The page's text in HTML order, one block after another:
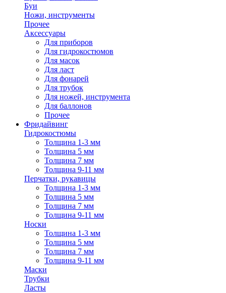
Буи
Ножи, инструменты
Прочее
Аксессуары
Для приборов
Для гидрокостюмов
Для масок
Для ласт
Для фонарей
Для трубок
Для ножей, инструмента
Для баллонов
Прочее
Фридайвинг
Гидрокостюмы
Толщина 1-3 мм
Толщина 5 мм
Толщина 7 мм
Толщина 9-11 мм
Перчатки, рукавицы
Толщина 1-3 мм
Толщина 5 мм
Толщина 7 мм
Толщина 9-11 мм
Носки
Толщина 1-3 мм
Толщина 5 мм
Толщина 7 мм
Толщина 9-11 мм
Маски
Трубки
Ласты